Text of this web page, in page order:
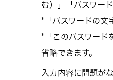
む）」「パスワー
*「パスワードの文
*「このパスワード
省略できます。
入力内容に問題が